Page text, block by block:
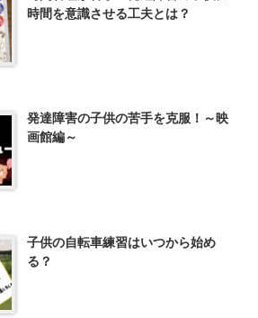
時間を意識させる工夫とは？
発達障害の子供の苦手を克服！～映
画館編～
子供の自転車練習はいつから始め
る？